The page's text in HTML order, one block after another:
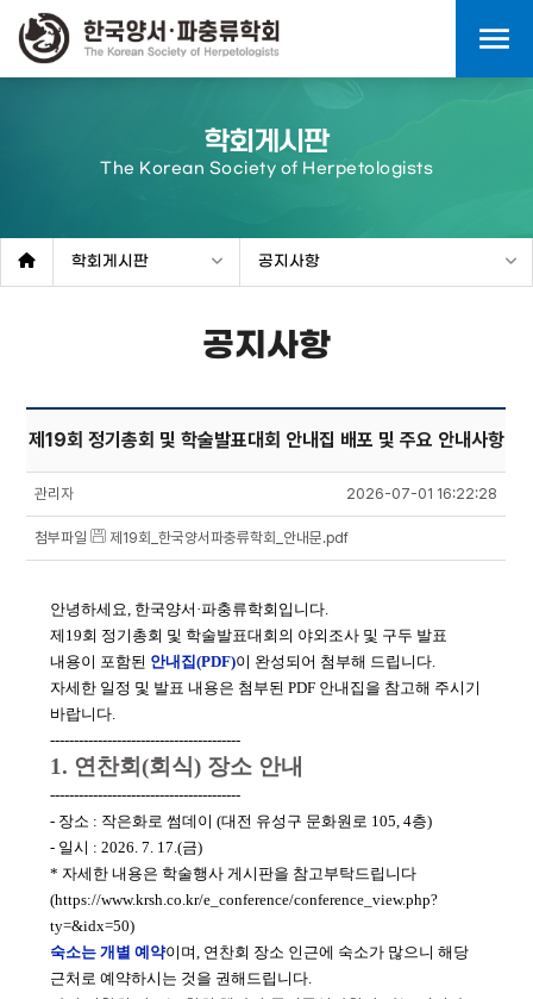
menu
학회게시판
The Korean Society of Herpetologists
학회게시판 공지사항
공지사항
제19회 정기총회 및 학술발표대회 안내집 배포 및 주요 안내사항
관리자 2026-07-01 16:22:28
첨부파일 제19회_한국양서파충류학회_안내문.pdf
안녕하세요, 한국양서·파충류학회입니다.
제19회 정기총회 및 학술발표대회의 야외조사 및 구두 발표
내용이 포함된 안내집(PDF)이 완성되어 첨부해 드립니다.
자세한 일정 및 발표 내용은 첨부된 PDF 안내집을 참고해 주시기
바랍니다.
----------------------------------------
1. 연찬회(회식) 장소 안내
----------------------------------------
- 장소 : 작은화로 썸데이 (대전 유성구 문화원로 105, 4층)
- 일시 : 2026. 7. 17.(금)
* 자세한 내용은 학술행사 게시판을 참고부탁드립니다
(https://www.krsh.co.kr/e_conference/conference_view.php?
ty=&idx=50)
숙소는 개별 예약이며, 연찬회 장소 인근에 숙소가 많으니 해당
근처로 예약하시는 것을 권해드립니다.